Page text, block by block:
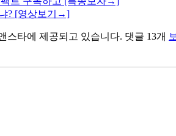
? [영상보기→]
스타에 제공되고 있습니다. 댓글 13개